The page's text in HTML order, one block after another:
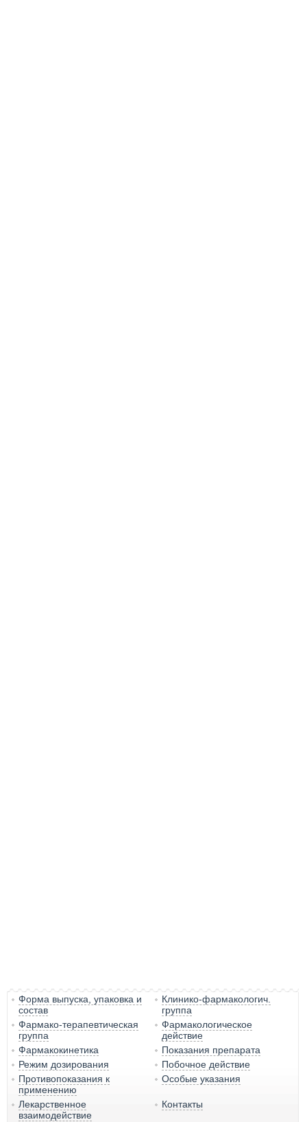
Форма выпуска, упаковка и
состав
Клинико-фармакологич.
группа
Фармако-терапевтическая
группа
Фармакологическое
действие
Фармакокинетика
Показания препарата
Режим дозирования
Побочное действие
Противопоказания к
применению
Особые указания
Лекарственное
взаимодействие
Контакты